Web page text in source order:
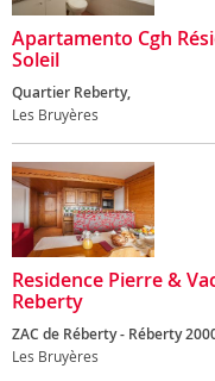
Apartamento Cgh
Soleil
Quartier Reberty,
Les Bruyères
Residence Pierre &
Reberty
ZAC de Réberty - Réberty
Les Bruyères